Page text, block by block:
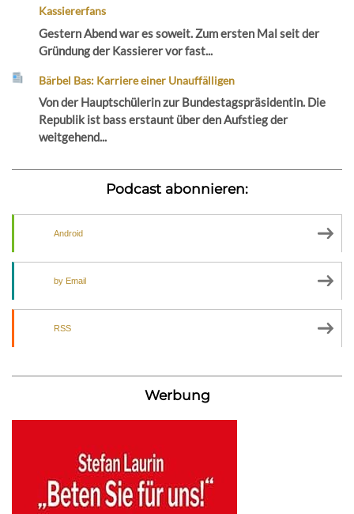
Kassiererfans
Gestern Abend war es soweit. Zum ersten Mal seit der
Gründung der Kassierer vor fast...
Bärbel Bas: Karriere einer Unauffälligen
Von der Hauptschülerin zur Bundestagspräsidentin. Die
Republik ist bass erstaunt über den Aufstieg der
weitgehend...
Podcast abonnieren:
Android
by Email
RSS
Werbung